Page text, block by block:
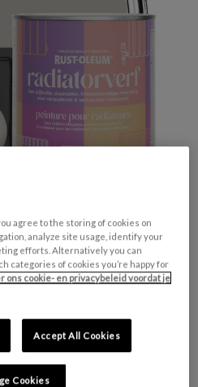
allergische huidreactie
voor in het water levende
langdurige gevolgen.
agree to the storing of cookies on
analyze site usage, identify your
efforts. Alternatively you can
categories of cookies you’re happy for
ons cookie- en privacybeleid voordat je
Accept All Cookies
Cookies